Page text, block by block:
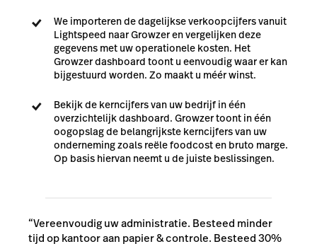
We importeren de dagelijkse verkoopcijfers vanuit
Lightspeed naar Growzer en vergelijken deze
gegevens met uw operationele kosten. Het
Growzer dashboard toont u eenvoudig waar er kan
bijgestuurd worden. Zo maakt u méér winst.
Bekijk de kerncijfers van uw bedrijf in één
overzichtelijk dashboard. Growzer toont in één
oogopslag de belangrijkste kerncijfers van uw
onderneming zoals reële foodcost en bruto marge.
Op basis hiervan neemt u de juiste beslissingen.
“Vereenvoudig uw administratie. Besteed minder
tijd op kantoor aan papier & controle. Besteed 30%